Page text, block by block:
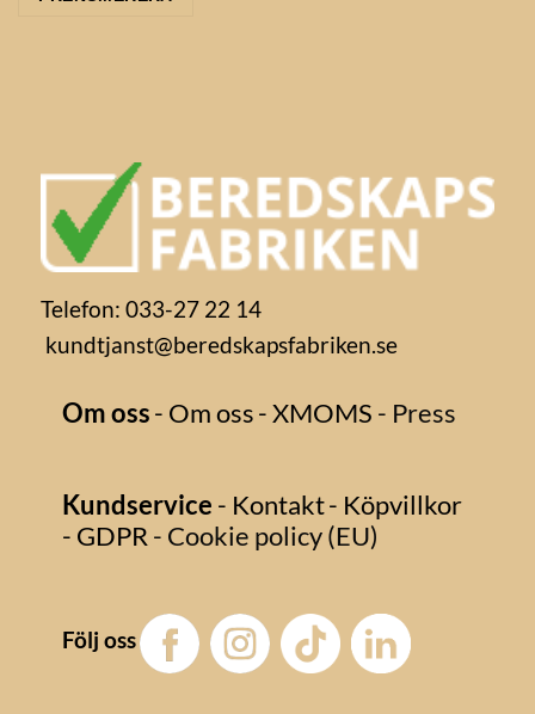
Telefon: 033-27 22 14
kundtjanst@beredskapsfabriken.se
Om oss- Om oss- XMOMS - Press
Kundservice - Kontakt- Köpvillkor
- GDPR - Cookie policy (EU)
Följ oss